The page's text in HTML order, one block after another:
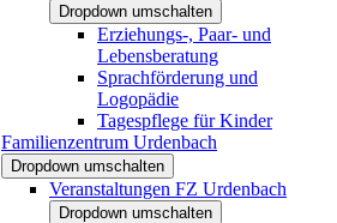
Dropdown umschalten
Erziehungs-, Paar- und
Lebensberatung
Sprachförderung und
Logopädie
Tagespflege für Kinder
Familienzentrum Urdenbach
Dropdown umschalten
Veranstaltungen FZ Urdenbach
Dropdown umschalten